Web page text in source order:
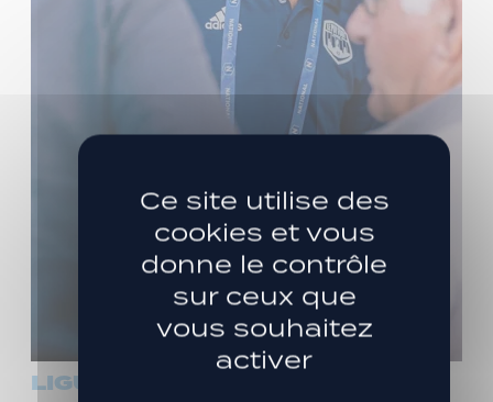
LIGUE 3
Ce site utilise des
cookies et vous
donne le contrôle
sur ceux que
vous souhaitez
activer